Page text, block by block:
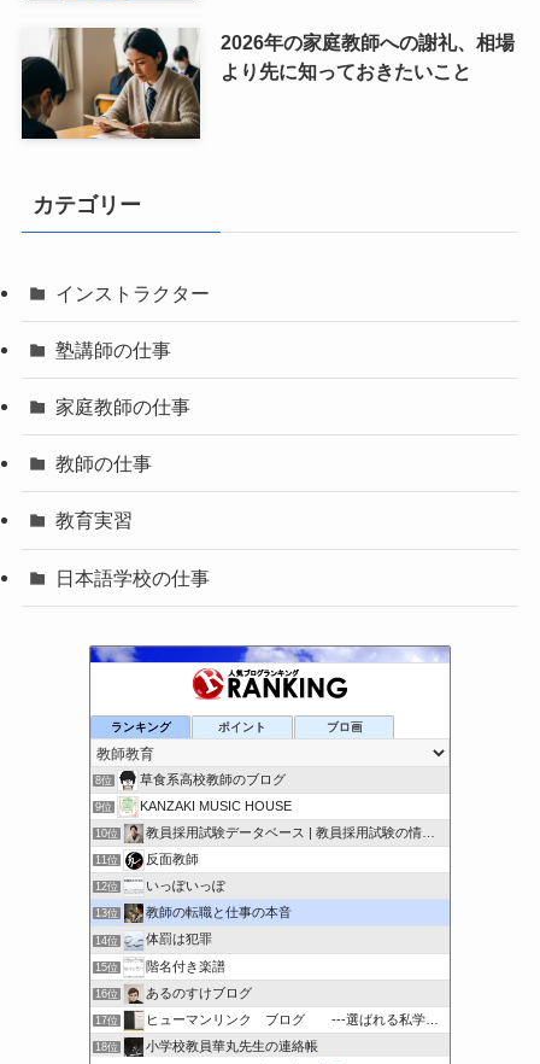
2026年の家庭教師への謝礼、相場
より先に知っておきたいこと
カテゴリー
インストラクター
塾講師の仕事
家庭教師の仕事
教師の仕事
教育実習
日本語学校の仕事
ランキング ポイント ブロ画
小学校教師の教育実践＆育休中の生活
7位 伝わるスピーチ・プレゼンをしよう！
8位 草食系高校教師のブログ
9位 KANZAKI MUSIC HOUSE
10位 教員採用試験データベース | 教員採用試験の情報を集約！
11位 反面教師
12位 いっぽいっぽ
13位 教師の転職と仕事の本音
14位 体罰は犯罪
15位 階名付き楽譜
16位 あるのすけブログ
17位 ヒューマンリンク ブログ ---選ばれる私学には理由がある
18位 小学校教員華丸先生の連絡帳